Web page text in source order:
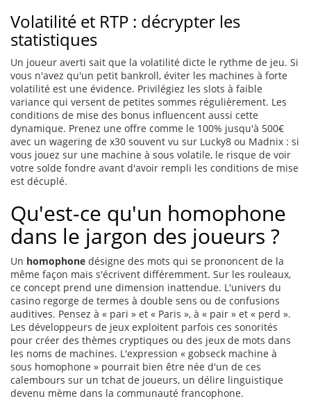
Volatilité et RTP : décrypter les
statistiques
Un joueur averti sait que la volatilité dicte le rythme de jeu. Si
vous n'avez qu'un petit bankroll, éviter les machines à forte
volatilité est une évidence. Privilégiez les slots à faible
variance qui versent de petites sommes régulièrement. Les
conditions de mise des bonus influencent aussi cette
dynamique. Prenez une offre comme le 100% jusqu'à 500€
avec un wagering de x30 souvent vu sur Lucky8 ou Madnix : si
vous jouez sur une machine à sous volatile, le risque de voir
votre solde fondre avant d'avoir rempli les conditions de mise
est décuplé.
Qu'est-ce qu'un homophone
dans le jargon des joueurs ?
Un homophone désigne des mots qui se prononcent de la
même façon mais s'écrivent différemment. Sur les rouleaux,
ce concept prend une dimension inattendue. L'univers du
casino regorge de termes à double sens ou de confusions
auditives. Pensez à « pari » et « Paris », à « pair » et « perd ».
Les développeurs de jeux exploitent parfois ces sonorités
pour créer des thèmes cryptiques ou des jeux de mots dans
les noms de machines. L'expression « gobseck machine à
sous homophone » pourrait bien être née d'un de ces
calembours sur un tchat de joueurs, un délire linguistique
devenu mème dans la communauté francophone.